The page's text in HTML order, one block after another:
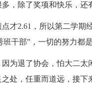
，除了奖项和快乐，还
2.61，所以第二学期
班干部”，一切的努力都
退了协会，怕大二太
处，任重而道远，接下